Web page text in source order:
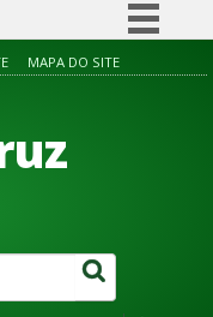
Simplifique!
à informação
Canais
MAPA DO SITE